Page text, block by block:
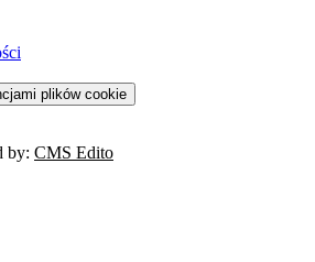
plików cookie
by: CMS Edito